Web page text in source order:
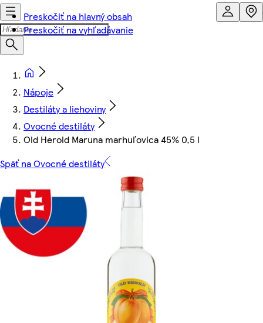
Preskočiť na hlavný obsah
Preskočiť na vyhľadávanie
Nápoje
Destiláty a liehoviny
Ovocné destiláty
Old Herold Maruna marhuľovica 45% 0,5 l
Späť na Ovocné destiláty